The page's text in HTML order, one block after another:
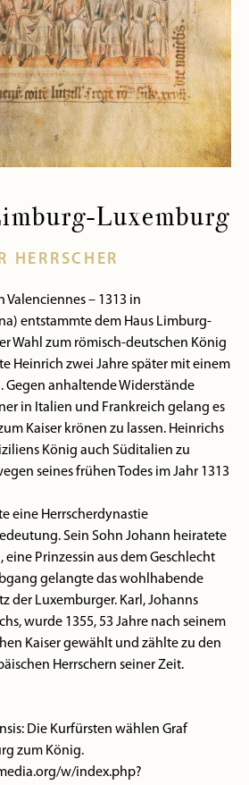
Luxemburg
HERRSCHER
Valenciennes – 1313 in
entstammte dem Haus Limburg-
Wahl zum römisch-deutschen König
Heinrich zwei Jahre später mit einem
Gegen anhaltende Widerstände
in Italien und Frankreich gelang es
Kaiser krönen zu lassen. Heinrichs
König auch Süditalien zu
seines frühen Todes im Jahr 1313
eine Herrscherdynastie
Sein Sohn Johann heiratete
eine Prinzessin aus dem Geschlecht
gelangte das wohlhabende
der Luxemburger. Karl, Johanns
wurde 1355, 53 Jahre nach seinem
Kaiser gewählt und zählte zu den
Herrschern seiner Zeit.
Die Kurfürsten wählen Graf
zum König.
w/index.php?